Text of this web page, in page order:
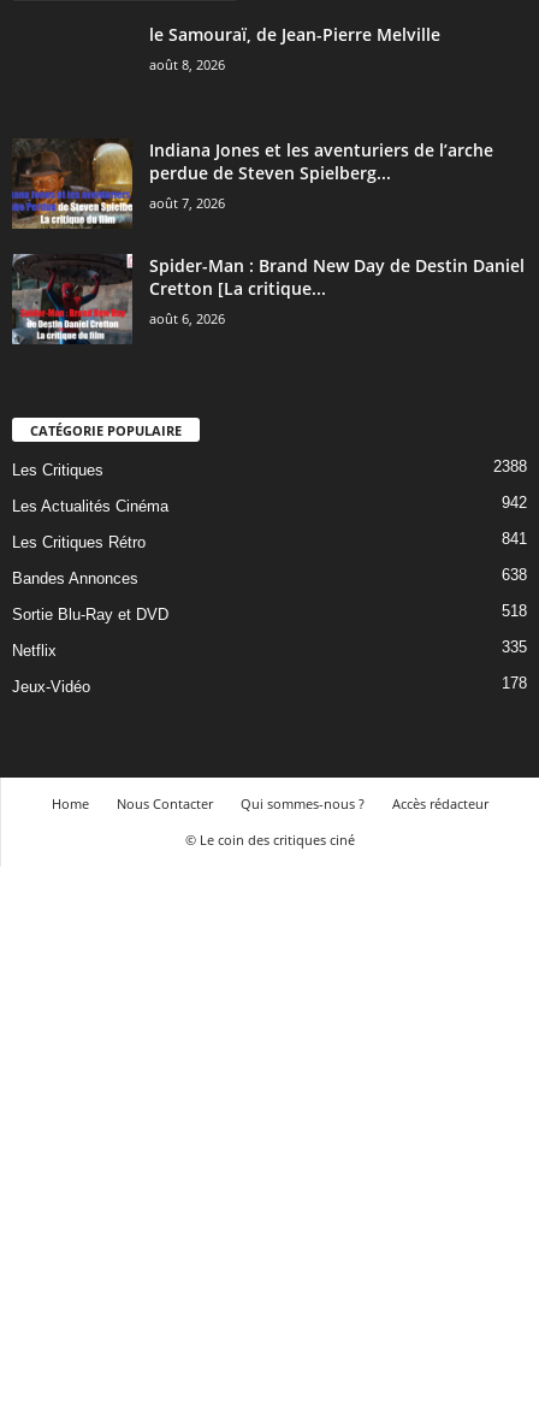
le Samouraï, de Jean-Pierre Melville
août 8, 2026
Indiana Jones et les aventuriers de l’arche
perdue de Steven Spielberg...
août 7, 2026
Spider-Man : Brand New Day de Destin Daniel
Cretton [La critique...
août 6, 2026
CATÉGORIE POPULAIRE
Les Critiques 2388
Les Actualités Cinéma 942
Les Critiques Rétro 841
Bandes Annonces 638
Sortie Blu-Ray et DVD 518
Netflix 335
Jeux-Vidéo 178
Home Nous Contacter Qui sommes-nous ?
Accès rédacteur
© Le coin des critiques ciné